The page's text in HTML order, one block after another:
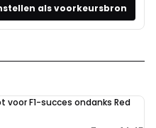
als voorkeursbron
F1-succes ondanks Red